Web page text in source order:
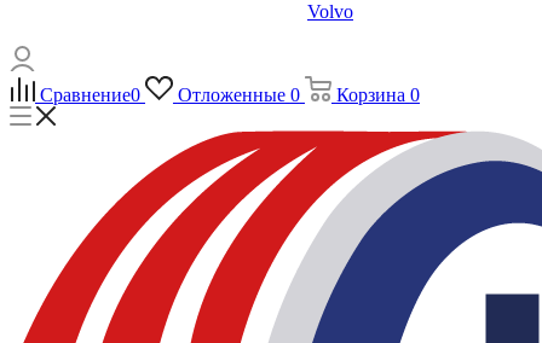
Volvo
Сравнение0 Отложенные 0 Корзина 0